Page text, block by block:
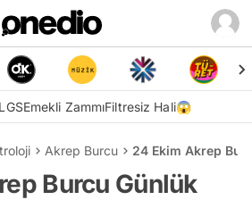
Emekli ZammıFiltresiz Hali😱
Akrep Burcu 24 Ekim Akrep
Burcu Günlük